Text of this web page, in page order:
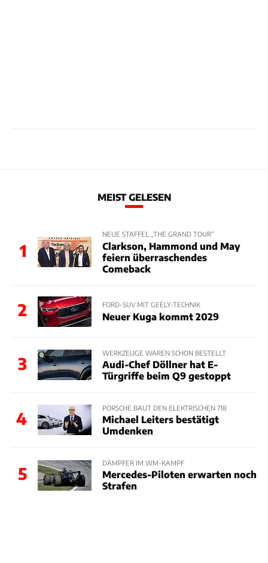
MEIST GELESEN
1
NEUE STAFFEL „THE GRAND TOUR“
Clarkson, Hammond und May
feiern überraschendes
Comeback
2 FORD-SUV MIT GEELY-TECHNIK
Neuer Kuga kommt 2029
3
WERKZEUGE WAREN SCHON BESTELLT
Audi-Chef Döllner hat E-
Türgriffe beim Q9 gestoppt
4
PORSCHE BAUT DEN ELEKTRISCHEN 718
Michael Leiters bestätigt
Umdenken
5
DÄMPFER IM WM-KAMPF
Mercedes-Piloten erwarten noch
Strafen